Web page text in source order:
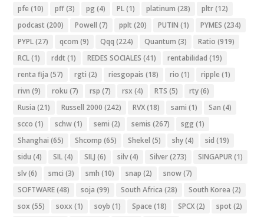
pfe (10) pff(3) pg (4) PL(1) platinum (28) pltr(12)
podcast (200) Powell (7) pplt (20) PUTIN (1) PYMES (234)
PYPL(27) qcom (9) Qqq (224) Quantum (3) Ratio (919)
RCL(1) rddt (1) REDES SOCIALES (41) rentabilidad (19)
renta fija (57) rgti (2) riesgopais (18) rio (1) ripple (1)
rivn (9) roku (7) rsp (7) rsx (4) RTS (5) rty(6)
Rusia (21) Russell 2000 (242) RVX(18) sami (1) San (4)
scco (1) schw(1) semi (2) semis (267) sgg (1)
Shanghai (65) Shcomp (65) Shekel (5) shy(4) sid (19)
sidu (4) SIL(4) SILJ (6) silv(4) Silver(273) SINGAPUR(1)
slv(6) smci (3) smh (10) snap (2) snow(7)
SOFTWARE(48) soja (99) South Africa (28) South Korea (2)
sox (55) soxx (1) soyb (1) Space (18) SPCX(2) spot (2)